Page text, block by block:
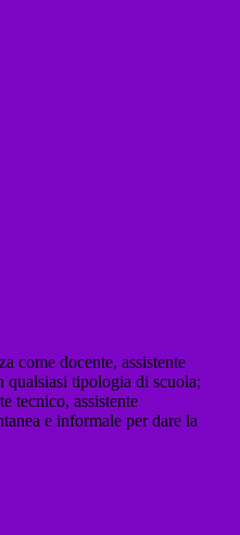
come docente, assistente
qualsiasi tipologia di scuola;
tecnico, assistente
e informale per dare la